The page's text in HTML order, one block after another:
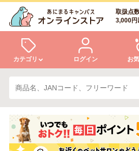
取扱点
3,000円
カテゴリ
犬
小動物・鳥
ログイン お
ログイン
会員登録